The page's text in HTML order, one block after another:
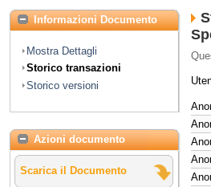
Informazioni Documento
Mostra Dettagli
Storico transazioni
Storico versioni
Azioni documento
Scarica il Documento